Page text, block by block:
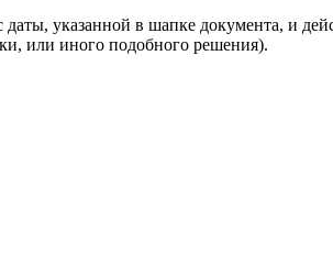
указанной в шапке документа, и
или иного подобного решения).